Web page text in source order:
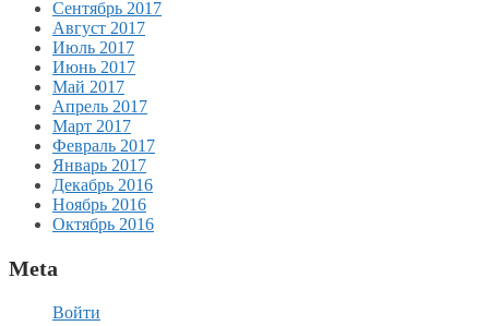
Сентябрь 2017
Август 2017
Июль 2017
Июнь 2017
Май 2017
Апрель 2017
Март 2017
Февраль 2017
Январь 2017
Декабрь 2016
Ноябрь 2016
Октябрь 2016
Meta
Войти